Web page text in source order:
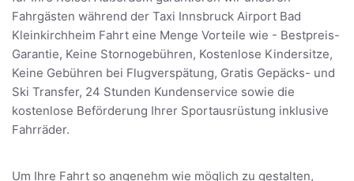
Fahrgästen während der Taxi Innsbruck Airport Bad
Kleinkirchheim Fahrt eine Menge Vorteile wie - Bestpreis-
Garantie, Keine Stornogebühren, Kostenlose Kindersitze,
Keine Gebühren bei Flugverspätung, Gratis Gepäcks- und
Ski Transfer, 24 Stunden Kundenservice sowie die
kostenlose Beförderung Ihrer Sportausrüstung inklusive
Fahrräder.
Um Ihre Fahrt so angenehm wie möglich zu gestalten,